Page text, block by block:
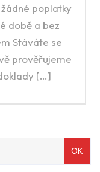
poplatky
době a bez
Stáváte se
prověřujeme
[…]